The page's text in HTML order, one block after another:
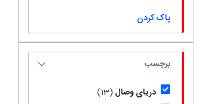
پاک کردن
برچسب
دریای وصال (13)